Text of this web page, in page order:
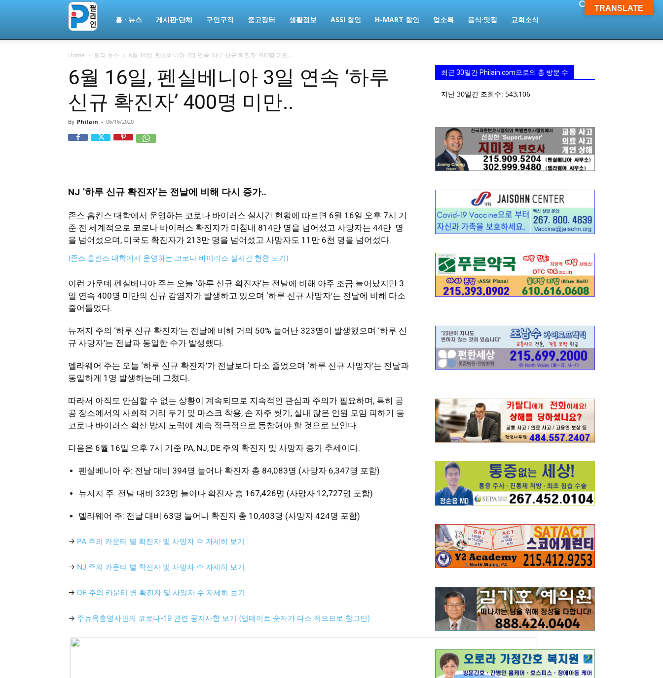
라
ￜ
라
지
역
한
인
생
활
정
은
홈 · 뉴스 게시판·단체 구인구직 중고장터 생활정보 ASSI 할인 H-MART 할인 업소록 음식·맛집 교회소식
Home 필라 뉴스 6월 16일, 펜실베니아 3일 연속 ‘하루 신규 확진자’ 400명 미만..
6월 16일, 펜실베니아 3일 연속 ‘하루
신규 확진자’ 400명 미만..
By Philain - 06/16/2020
NJ ‘하루 신규 확진자’는 전날에 비해 다시 증가..
존스 홉킨스 대학에서 운영하는 코로나 바이러스 실시간 현황에 따르면 6월 16일 오후 7시 기
준 전 세계적으로 코로나 바이러스 확진자가 마침내 814만 명을 넘어섰고 사망자는 44만 명
을 넘어섰으며, 미국도 확진자가 213만 명을 넘어섰고 사망자도 11만 6천 명을 넘어섰다.
(존스 홉킨스 대학에서 운영하는 코로나 바이러스 실시간 현황 보기)
이런 가운데 펜실베니아 주는 오늘 ‘하루 신규 확진자’는 전날에 비해 아주 조금 늘어났지만 3
일 연속 400명 미만의 신규 감염자가 발생하고 있으며 ‘하루 신규 사망자’는 전날에 비해 다소
줄어들었다.
뉴저지 주의 ‘하루 신규 확진자’는 전날에 비해 거의 50% 늘어난 323명이 발생했으며 ‘하루 신
규 사망자’는 전날과 동일한 수가 발생했다.
델라웨어 주는 오늘 ‘하루 신규 확진자’가 전날보다 다소 줄었으며 ‘하루 신규 사망자’는 전날과
동일하게 1명 발생하는데 그쳤다.
따라서 아직도 안심할 수 없는 상황이 계속되므로 지속적인 관심과 주의가 필요하며, 특히 공
공 장소에서의 사회적 거리 두기 및 마스크 착용, 손 자주 씻기, 실내 많은 인원 모임 피하기 등
코로나 바이러스 확산 방지 노력에 계속 적극적으로 동참해야 할 것으로 보인다.
다음은 6월 16일 오후 7시 기준 PA, NJ, DE 주의 확진자 및 사망자 증가 추세이다.
펜실베니아 주: 전날 대비 394명 늘어나 확진자 총 84,083명 (사망자 6,347명 포함)
뉴저지 주: 전날 대비 323명 늘어나 확진자 총 167,426명 (사망자 12,727명 포함)
델라웨어 주: 전날 대비 63명 늘어나 확진자 총 10,403명 (사망자 424명 포함)
→ PA 주의 카운티 별 확진자 및 사망자 수 자세히 보기
→ NJ 주의 카운티 별 확진자 및 사망자 수 자세히 보기
→ DE 주의 카운티 별 확진자 및 사망자 수 자세히 보기
→ 주뉴욕총영사관의 코로나-19 관련 공지사항 보기 (업데이트 숫자가 다소 적으므로 참고만)
최근 30일간 Philain.com으로의 총 방문 수
지난 30일간 조회수: 543,106
TRANSLATE